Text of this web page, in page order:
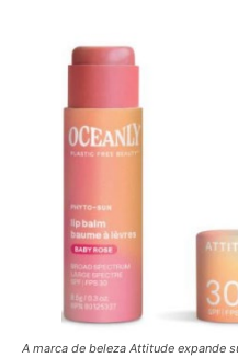
A marca de beleza Attitude expande